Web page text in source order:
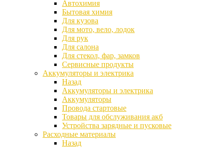
Автохимия
Бытовая химия
Для кузова
Для мото, вело, лодок
Для рук
Для салона
Для стекол, фар, замков
Сервисные продукты
Аккумуляторы и электрика
Назад
Аккумуляторы и электрика
Аккумуляторы
Провода стартовые
Товары для обслуживания акб
Устройства зарядные и пусковые
Расходные материалы
Назад